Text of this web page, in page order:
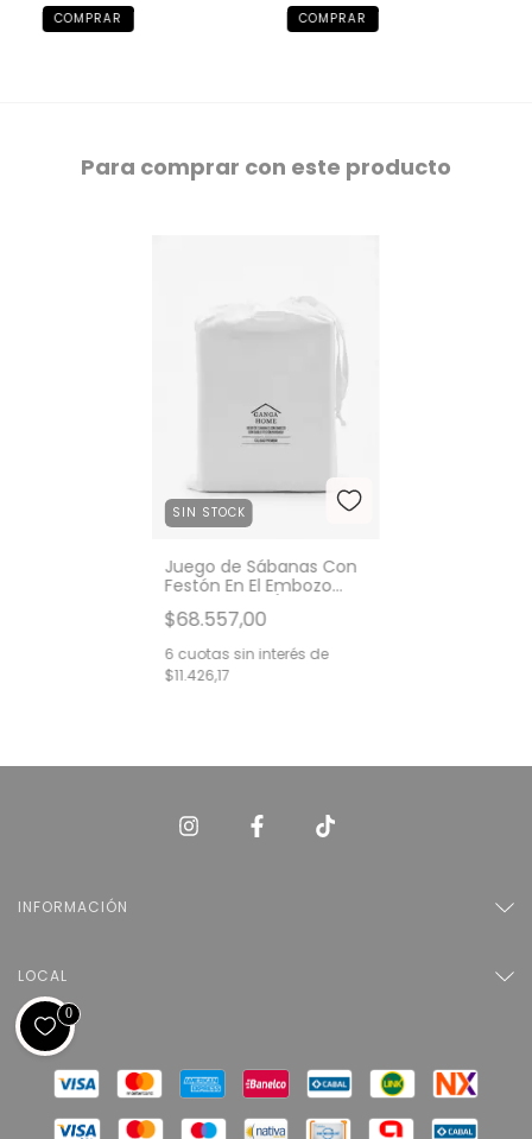
Para comprar con este producto
SIN STOCK
Juego de Sábanas Con
Festón En El Embozo
$68.557,00
6 cuotas sin interés de
$11.426,17
INFORMACIÓN
LOCAL
0